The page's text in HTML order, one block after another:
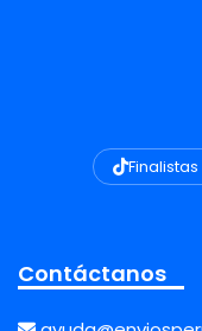
Finalistas
Contáctanos